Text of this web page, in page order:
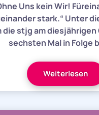
Uns kein Wir!
stark.“ Unter
die stjg am diesjährigen
sechsten Mal in Folge
Weiterlesen